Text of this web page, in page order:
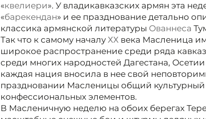
«квелиери». У владикавказских армян эта
«барекендан» и ее празднование детально
классика армянской литературы Ованнеса
Так что к самому началу ХХ века Масленица
широкое распространение среди ряда
среди многих народностей Дагестана,
каждая нация вносила в нее свой
праздновании Масленицы общий культурный
конфессиональных элементов.
В Масленичную неделю на обоих берегах